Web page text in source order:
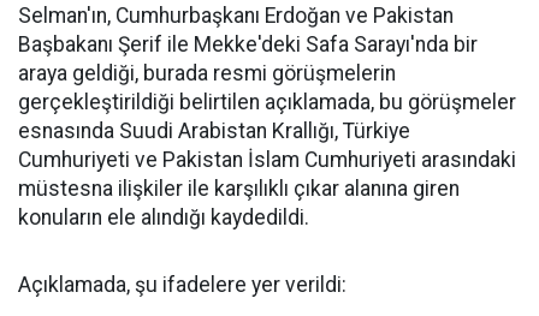
Selman'ın, Cumhurbaşkanı Erdoğan ve Pakistan
Başbakanı Şerif ile Mekke'deki Safa Sarayı'nda bir
araya geldiği, burada resmi görüşmelerin
gerçekleştirildiği belirtilen açıklamada, bu görüşmeler
esnasında Suudi Arabistan Krallığı, Türkiye
Cumhuriyeti ve Pakistan İslam Cumhuriyeti arasındaki
müstesna ilişkiler ile karşılıklı çıkar alanına giren
konuların ele alındığı kaydedildi.
Açıklamada, şu ifadelere yer verildi: